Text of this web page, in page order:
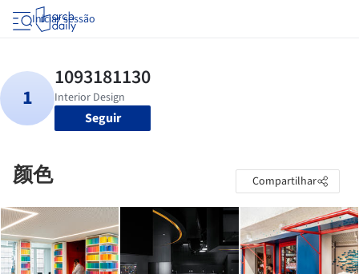
Iniciar sessão
Seguir
颜色 Compartilhar